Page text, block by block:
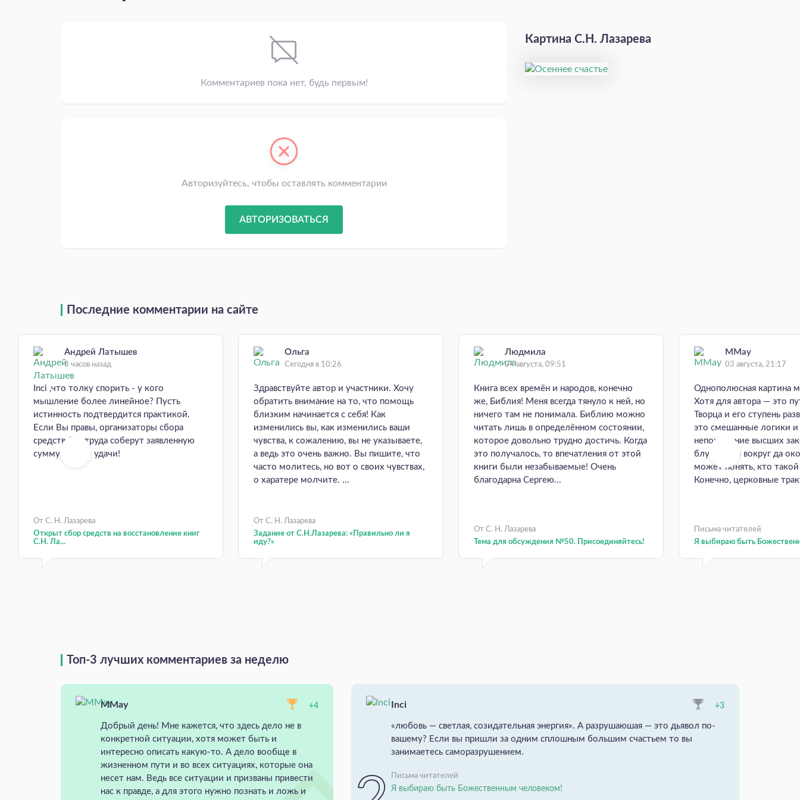
Комментариев пока нет, будь первым!
Авторизуйтесь, чтобы оставлять комментарии
АВТОРИЗОВАТЬСЯ
Картина С.Н. Лазарева
Последние комментарии на сайте
Андрей Латышев
8 часов назад
Inci ,что толку спорить - у кого
мышление более линейное? Пусть
истинность подтвердится практикой.
Если Вы правы, организаторы сбора
средств без труда соберут заявленную
сумму. Всем - удачи!
От С. Н. Лазарева
Открыт сбор средств на восстановление книг
С.Н. Ла...
Ольга
Сегодня в 10:26
Здравствуйте автор и участники. Хочу
обратить внимание на то, что помощь
близким начинается с себя! Как
изменились вы, как изменились ваши
чувства, к сожалению, вы не указываете,
а ведь это очень важно. Вы пишите, что
часто молитесь, но вот о своих чувствах,
о харатере молчите. ...
От С. Н. Лазарева
Задание от С.Н.Лазарева: «Правильно ли я
иду?»
Людмила
04 августа, 09:51
Книга всех времён и народов, конечно
же, Библия! Меня всегда тянуло к ней, но
ничего там не понимала. Библию можно
читать лишь в определённом состоянии,
которое довольно трудно достичь. Когда
это получалось, то впечатления от этой
книги были незабываемые! Очень
благодарна Сергею...
От С. Н. Лазарева
Тема для обсуждения №50. Присоединяйтесь!
MMay
03 августа, 21:17
Однополюсная картина
Хотя для автора — это
Творца и его ступень
это смешанные логики
непонимание высших
блуждание вокруг да
может понять, кто
Конечно, церковные
Письма читателей
Я выбираю быть
Топ-3 лучших комментариев за неделю
MMay +4
Добрый день! Мне кажется, что здесь дело не в
конкретной ситуации, хотя может быть и
интересно описать какую-то. А дело вообще в
жизненном пути и во всех ситуациях, которые она
несет нам. Ведь все ситуации и призваны привести
нас к правде, а для этого нужно познать и ложь и
Inci +3
«любовь — светлая, созидательная энергия». А разрушаюшая — это дьявол по-
вашему? Если вы пришли за одним сплошным большим счастьем то вы
занимаетесь саморазрушением.
Письма читателей
Я выбираю быть Божественным человеком!